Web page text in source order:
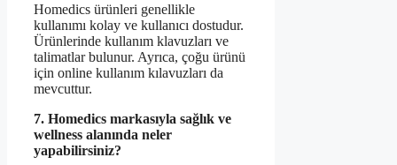
Homedics ürünleri genellikle
kullanımı kolay ve kullanıcı dostudur.
Ürünlerinde kullanım klavuzları ve
talimatlar bulunur. Ayrıca, çoğu ürünü
için online kullanım kılavuzları da
mevcuttur.
7. Homedics markasıyla sağlık ve
wellness alanında neler
yapabilirsiniz?